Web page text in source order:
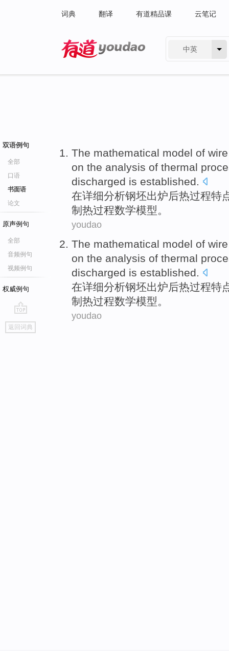
词典 翻译 有道精品课 云笔记
中英
双语例句
全部
口语
书面语
论文
原声例句
全部
音频例句
视频例句
权威例句
go
top
返回词典
The mathematical model of wire
on the analysis of thermal
discharged is established.
在详细分析钢坯出炉后热过程特
制热过程数学模型。
youdao
The mathematical model of wire
on the analysis of thermal
discharged is established.
在详细分析钢坯出炉后热过程特
制热过程数学模型。
youdao